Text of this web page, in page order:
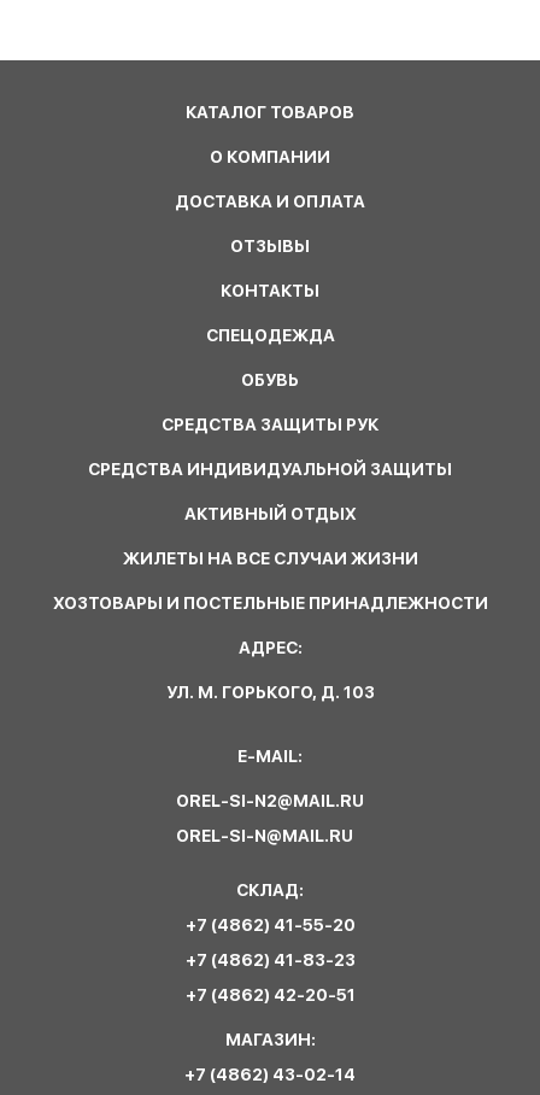
КАТАЛОГ ТОВАРОВ
О КОМПАНИИ
ДОСТАВКА И ОПЛАТА
ОТЗЫВЫ
КОНТАКТЫ
СПЕЦОДЕЖДА
ОБУВЬ
СРЕДСТВА ЗАЩИТЫ РУК
СРЕДСТВА ИНДИВИДУАЛЬНОЙ ЗАЩИТЫ
АКТИВНЫЙ ОТДЫХ
ЖИЛЕТЫ НА ВСЕ СЛУЧАИ ЖИЗНИ
ХОЗТОВАРЫ И ПОСТЕЛЬНЫЕ ПРИНАДЛЕЖНОСТИ
АДРЕС:
УЛ. М. ГОРЬКОГО, Д. 103
E-MAIL:
OREL-SI-N2@MAIL.RU
OREL-SI-N@MAIL.RU
СКЛАД:
+7 (4862) 41-55-20
+7 (4862) 41-83-23
+7 (4862) 42-20-51
МАГАЗИН:
+7 (4862) 43-02-14